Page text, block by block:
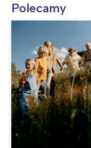
Polecamy